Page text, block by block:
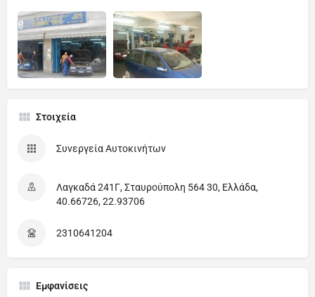
Στοιχεία
Συνεργεία Αυτοκινήτων
Λαγκαδά 241Γ, Σταυρούπολη 564 30, Ελλάδα,
40.66726, 22.93706
2310641204
Εμφανίσεις